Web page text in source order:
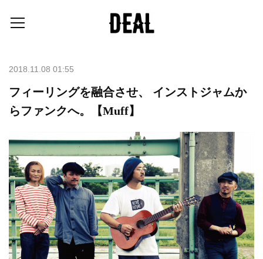
2018.11.08 01:55
フィーリングを融合させ、 インストジャムか
らファンクへ。【Muff】